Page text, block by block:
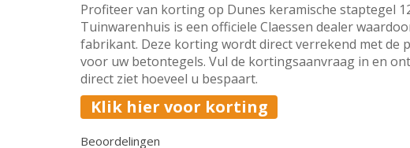
Profiteer van korting op Dunes keramische staptegel
Tuinwarenhuis is een officiele Claessen dealer
fabrikant. Deze korting wordt direct verrekend met de
voor uw betontegels. Vul de kortingsaanvraag in en
direct ziet hoeveel u bespaart.
Klik hier voor korting
Beoordelingen